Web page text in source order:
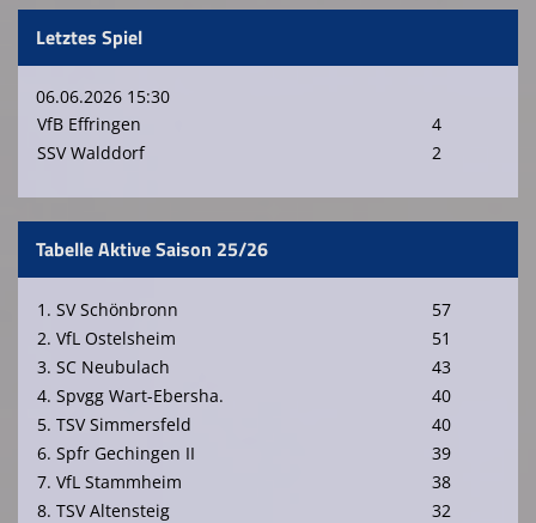
Letztes Spiel
06.06.2026 15:30
VfB Effringen
4
SSV Walddorf
2
Tabelle Aktive Saison 25/26
1. SV Schönbronn
57
2. VfL Ostelsheim
51
3. SC Neubulach
43
4. Spvgg Wart-Ebersha.
40
5. TSV Simmersfeld
40
6. Spfr Gechingen II
39
7. VfL Stammheim
38
8. TSV Altensteig
32